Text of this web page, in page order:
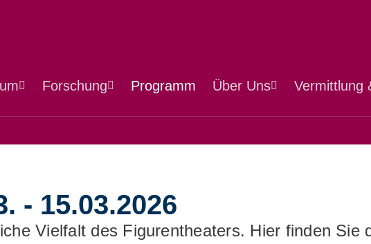
Forschung Programm Über Uns Vermittlung
- 15.03.2026
Vielfalt des Figurentheaters. Hier finden Sie